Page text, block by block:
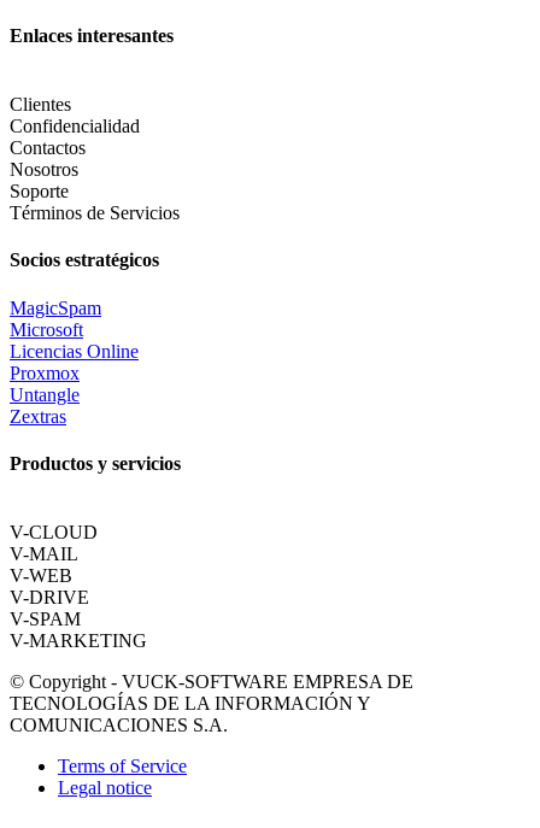
Enlaces interesantes
Clientes
Confidencialidad
Contactos
Nosotros
Soporte
Términos de Servicios
Socios estratégicos
MagicSpam
Microsoft
Licencias Online
Proxmox
Untangle
Zextras
Productos y servicios
V-CLOUD
V-MAIL
V-WEB
V-DRIVE
V-SPAM
V-MARKETING
© Copyright - VUCK-SOFTWARE EMPRESA DE
TECNOLOGÍAS DE LA INFORMACIÓN Y
COMUNICACIONES S.A.
Terms of Service
Legal notice